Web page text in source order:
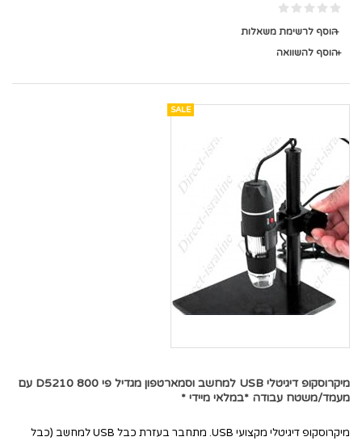
הוסף לרשימת משאלות
הוסף להשוואה
SALE
מיקרוסקופ דיגיטלי USB למחשב וסמארטפון מגדיל פי 800 D5210 עם
מעמד/משטח עבודה *במלאי מיידי *
מיקרוסקופ דיגיטלי מקצועי USB. מתחבר בעזרת כבל USB למחשב (כבל